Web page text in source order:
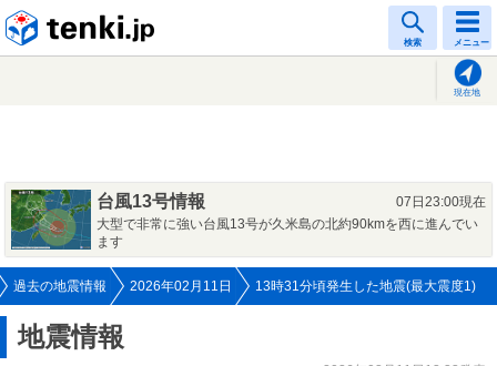
検索 メニュー
現在地
台風13号情報
07日23:00現在
大型で非常に強い台風13号が久米島の北約90kmを西に進んでい
ます
過去の地震情報 2026年02月11日 13時31分頃発生した地震(最大震度1)
地震情報